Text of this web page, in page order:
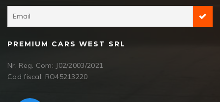
PREMIUM CARS WEST SRL
Nr. Reg. Com: J02/2003/2021
Cod fiscal: RO45213220
Facebook Messenger